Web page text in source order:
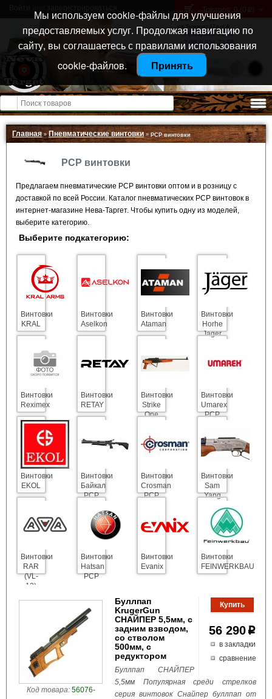
Санкт-Петербург
ул. Тележная 37 лит А
+7 (911) 021-04-08
+7 (812) 921-73-50
Товаров: 0 (0 p )
Открыть меню
Главная»Пневматические винтовки » PCP винтовки
PCP винтовки
Предлагаем пневматические PCP винтовки оптом и в розницу с
доставкой по всей России. Каталог пневматических PCP винтовок в
интернет-магазине Нева-Таргет. Чтобы купить одну из моделей,
выберите категорию.
Выберите подкатегорию:
Винтовки
KRAL
Винтовки
Reximex
Винтовки
EKOL
Винтовки
RAR
(VL-
12)
Винтовки
Aselkon
Винтовки
RETAY
Винтовки
Байкал
PCP
Винтовки
Hatsan
PСP
Винтовки
Ataman
Винтовки
Strike
One
Винтовки
Crosman
PСP
Винтовки
Evanix
Винтовки
Horhe
Jager
Винтовки
Umarex
PСP
Винтовки
Sam
Yang
(Sumatra)
Винтовки
FEINWERKBAU
56 290 p
в закладки
сравнение
Код товара:56076-
Буллпап
KrugerGun
СНАЙПЕР 5,5мм, с
задним взводом,
со стволом
500мм, с
редуктором
Буллпап СНАЙПЕР
5,5мм Популярная среди стрелков
серия винтовок Снайпер буллпап от
Мы используем cookie-файлы для улучшения
предоставляемых услуг. Продолжая навигацию по
сайту, вы соглашаетесь с правилами использования
cookie-файлов.
Принять